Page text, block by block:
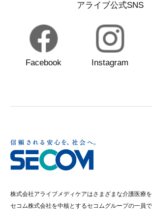
アライブ公式SNS
Facebook Instagram
株式会社アライブメディケアはさまざまな介護医療
セコム株式会社を中核とするセコムグループの一員で